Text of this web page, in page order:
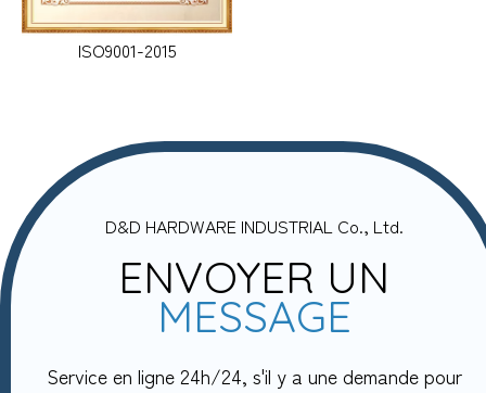
ISO9001-2015
D&D HARDWARE INDUSTRIAL Co., Ltd.
ENVOYER UN
MESSAGE
Service en ligne 24h/24, s'il y a une demande pour